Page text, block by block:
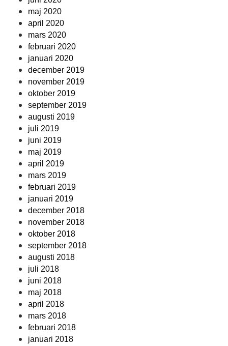
maj 2020
april 2020
mars 2020
februari 2020
januari 2020
december 2019
november 2019
oktober 2019
september 2019
augusti 2019
juli 2019
juni 2019
maj 2019
april 2019
mars 2019
februari 2019
januari 2019
december 2018
november 2018
oktober 2018
september 2018
augusti 2018
juli 2018
juni 2018
maj 2018
april 2018
mars 2018
februari 2018
januari 2018